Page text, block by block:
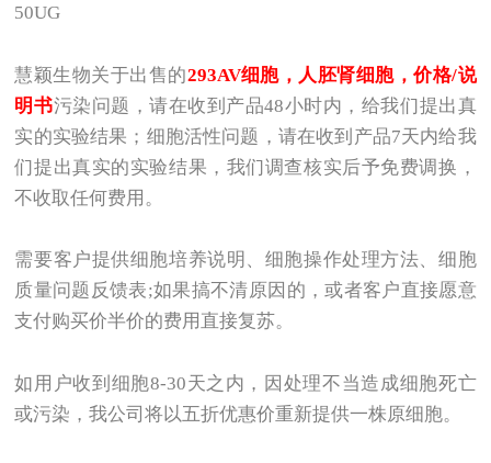
50UG
慧颖生物关于出售的293AV细胞，人胚肾细胞，价格/说
明书污染问题，请在收到产品48小时内，给我们提出真
实的实验结果；细胞活性问题，请在收到产品7天内给我
们提出真实的实验结果，我们调查核实后予免费调换，
不收取任何费用。
需要客户提供细胞培养说明、细胞操作处理方法、细胞
质量问题反馈表;如果搞不清原因的，或者客户直接愿意
支付购买价半价的费用直接复苏。
如用户收到细胞8-30天之内，因处理不当造成细胞死亡
或污染，我公司将以五折优惠价重新提供一株原细胞。